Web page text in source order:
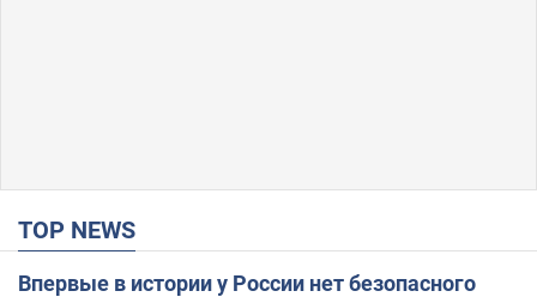
TOP NEWS
Впервые в истории у России нет безопасного